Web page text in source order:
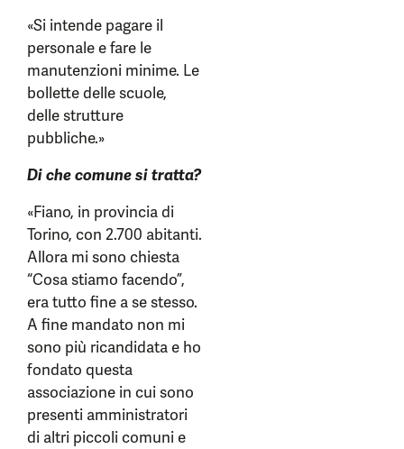
«Si intende pagare il
personale e fare le
manutenzioni minime. Le
bollette delle scuole,
delle strutture
pubbliche.»
Di che comune si tratta?
«Fiano, in provincia di
Torino, con 2.700 abitanti.
Allora mi sono chiesta
“Cosa stiamo facendo”,
era tutto fine a se stesso.
A fine mandato non mi
sono più ricandidata e ho
fondato questa
associazione in cui sono
presenti amministratori
di altri piccoli comuni e